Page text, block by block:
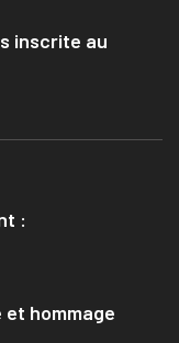
inscrite au
:
hommage